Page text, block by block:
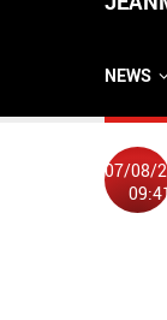
NEWS
07/08/